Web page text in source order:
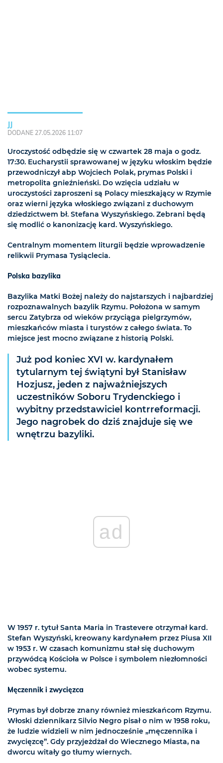
JJ
DODANE 27.05.2026 11:07
Uroczystość odbędzie się w czwartek 28 maja o godz.
17:30. Eucharystii sprawowanej w języku włoskim będzie
przewodniczył abp Wojciech Polak, prymas Polski i
metropolita gnieźnieński. Do wzięcia udziału w
uroczystości zaproszeni są Polacy mieszkający w Rzymie
oraz wierni języka włoskiego związani z duchowym
dziedzictwem bł. Stefana Wyszyńskiego. Zebrani będą
się modlić o kanonizację kard. Wyszyńskiego.
Centralnym momentem liturgii będzie wprowadzenie
relikwii Prymasa Tysiąclecia.
Polska bazylika
Bazylika Matki Bożej należy do najstarszych i najbardziej
rozpoznawalnych bazylik Rzymu. Położona w samym
sercu Zatybrza od wieków przyciąga pielgrzymów,
mieszkańców miasta i turystów z całego świata. To
miejsce jest mocno związane z historią Polski.
Już pod koniec XVI w. kardynałem
tytularnym tej świątyni był Stanisław
Hozjusz, jeden z najważniejszych
uczestników Soboru Trydenckiego i
wybitny przedstawiciel kontrreformacji.
Jego nagrobek do dziś znajduje się we
wnętrzu bazyliki.
ad
W 1957 r. tytuł Santa Maria in Trastevere otrzymał kard.
Stefan Wyszyński, kreowany kardynałem przez Piusa XII
w 1953 r. W czasach komunizmu stał się duchowym
przywódcą Kościoła w Polsce i symbolem niezłomności
wobec systemu.
Męczennik i zwycięzca
Prymas był dobrze znany również mieszkańcom Rzymu.
Włoski dziennikarz Silvio Negro pisał o nim w 1958 roku,
że ludzie widzieli w nim jednocześnie „męczennika i
zwycięzcę”. Gdy przyjeżdżał do Wiecznego Miasta, na
dworcu witały go tłumy wiernych.